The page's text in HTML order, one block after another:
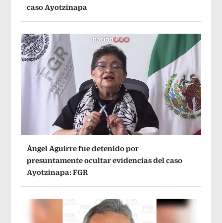
caso Ayotzinapa
Ángel Aguirre fue detenido por
presuntamente ocultar evidencias del caso
Ayotzinapa: FGR